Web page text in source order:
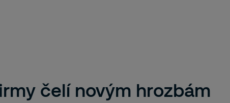
čelí novým hrozbám